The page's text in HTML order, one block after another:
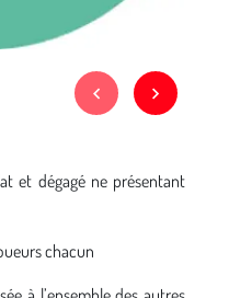
et dégagé ne présentant
chacun